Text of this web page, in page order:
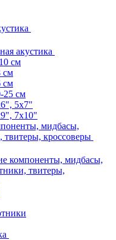
акустика
см
см
см
25 см
5х7"
7х10"
мидбасы,
твитеры, кроссоверы
компоненты, мидбасы,
твитеры,